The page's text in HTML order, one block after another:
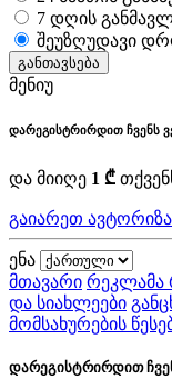
7 დღის
შეუზღუდავი
განთავსება
მენიუ
დარეგისტრირდით ჩვენს
და მიიღე 1 ₾
გაიარეთ
ენა
მთავარი რეკლამა
და სიახლეები
მომსახურების
დარეგისტრირდით